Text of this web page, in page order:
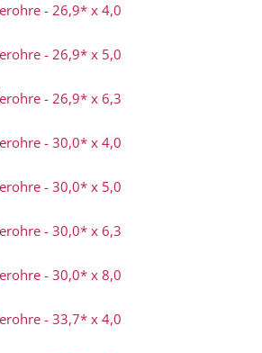
- 26,9* x 4,0
- 26,9* x 5,0
- 26,9* x 6,3
- 30,0* x 4,0
- 30,0* x 5,0
- 30,0* x 6,3
- 30,0* x 8,0
- 33,7* x 4,0